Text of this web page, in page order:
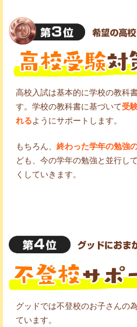
高校入試は基本的に学校の教科
す。学校の教科書に基づいて受
れるようにサポートします。
もちろん、 終わった学年の勉強
ども、今の学年の勉強と並行し
くしていきます。
グッドでは不登校のお子さんの
ています。